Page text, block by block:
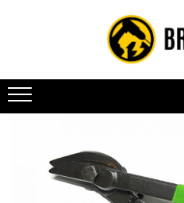
Toate Produsele
Vehicule electrice
Atv
Fără permis
Masini electrice